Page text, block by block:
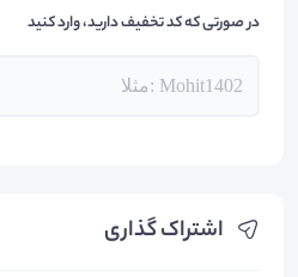
اشتراک گذاری
در صورتی که کد تخفیف دارید، وارد کنید